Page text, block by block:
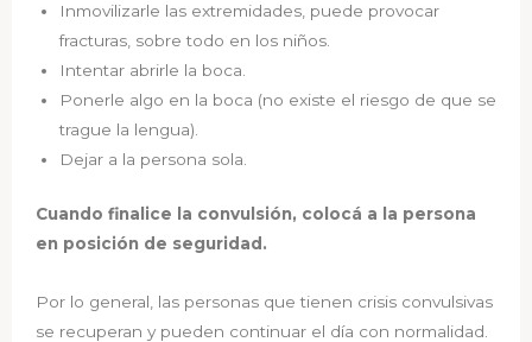
Inmovilizarle las extremidades, puede provocar
fracturas, sobre todo en los niños.
Intentar abrirle la boca.
Ponerle algo en la boca (no existe el riesgo de que se
trague la lengua).
Dejar a la persona sola.
Cuando finalice la convulsión, colocá a la persona
en posición de seguridad.
Por lo general, las personas que tienen crisis convulsivas
se recuperan y pueden continuar el día con normalidad.